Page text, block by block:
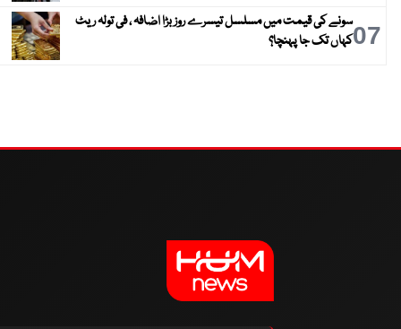
07سونے کی قیمت میں مسلسل تیسرے روز بڑا اضافہ ، فی تولہ ریٹ
کہاں تک جا پہنچا؟